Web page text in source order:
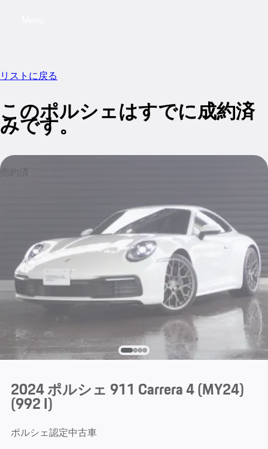
リストに戻る
このポルシェはすでに成約済
みです。
売約済
2024 ポルシェ 911 Carrera 4 (MY24)
(992 I)
ポルシェ認定中古車